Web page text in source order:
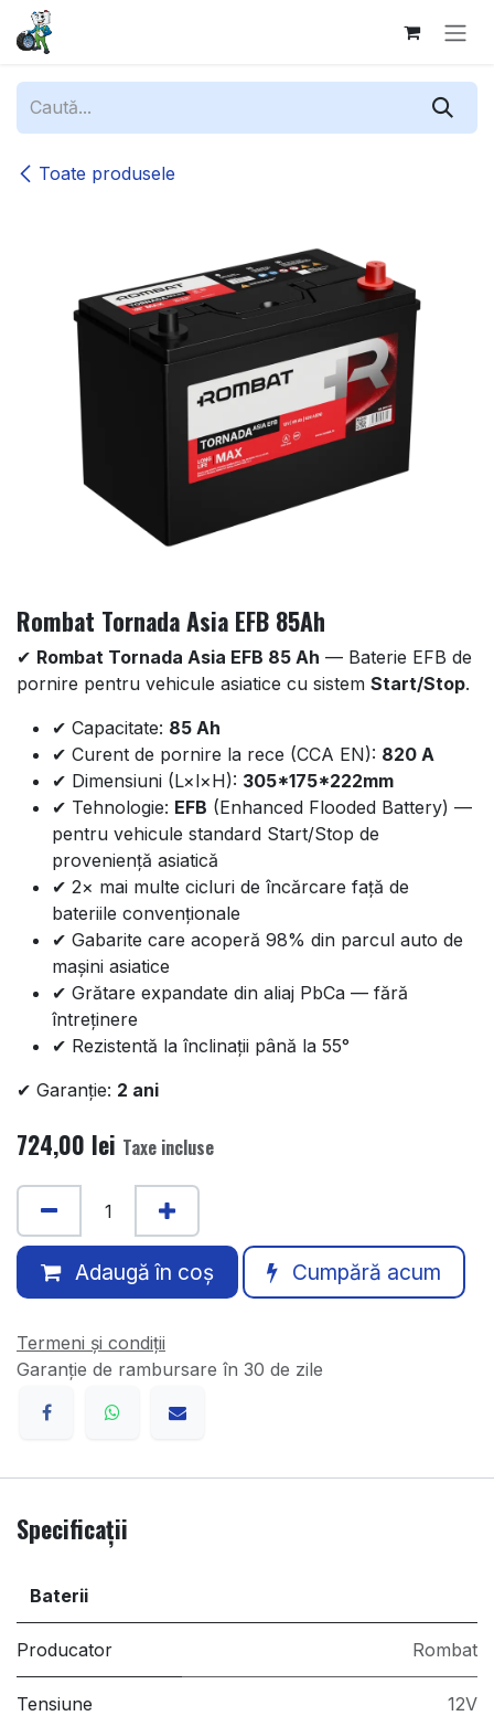
Sari la conținut
Toate produsele
Rombat Tornada Asia EFB 85Ah
✔ Rombat Tornada Asia EFB 85 Ah — Baterie EFB de
pornire pentru vehicule asiatice cu sistem Start/Stop.
✔ Capacitate: 85 Ah
✔ Curent de pornire la rece (CCA EN): 820 A
✔ Dimensiuni (L×l×H): 305*175*222mm
✔ Tehnologie: EFB (Enhanced Flooded Battery) —
pentru vehicule standard Start/Stop de
proveniență asiatică
✔ 2× mai multe cicluri de încărcare față de
bateriile convenționale
✔ Gabarite care acoperă 98% din parcul auto de
mașini asiatice
✔ Grătare expandate din aliaj PbCa — fără
întreținere
✔ Rezistentă la înclinații până la 55°
✔ Garanție: 2 ani
724,00 lei Taxe incluse
Adaugă în coș Cumpără acum
Termeni și condiții
Garanție de rambursare în 30 de zile
Specificații
Baterii
Producator Rombat
Tensiune 12V